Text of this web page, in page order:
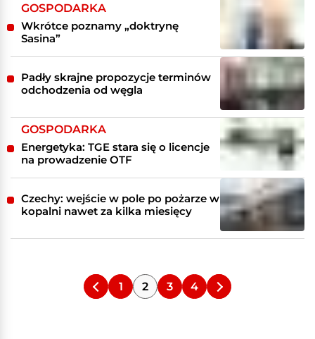
GOSPODARKA
Wkrótce poznamy „doktrynę
Sasina”
Padły skrajne propozycje terminów
odchodzenia od węgla
GOSPODARKA
Energetyka: TGE stara się o licencje
na prowadzenie OTF
Czechy: wejście w pole po pożarze w
kopalni nawet za kilka miesięcy
1 2 3 4